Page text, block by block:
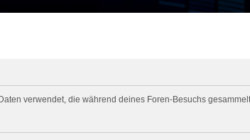
verwendet, die während deines Foren-Besuchs